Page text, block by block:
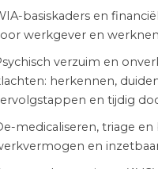
basiskaders en
werkgever en
verzuim en
herkennen,
en tijdig
medicaliseren, triage en
en